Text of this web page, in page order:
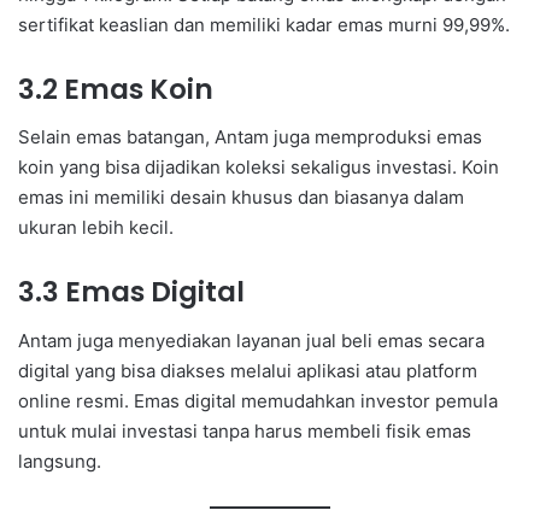
sertifikat keaslian dan memiliki kadar emas murni 99,99%.
3.2 Emas Koin
Selain emas batangan, Antam juga memproduksi emas
koin yang bisa dijadikan koleksi sekaligus investasi. Koin
emas ini memiliki desain khusus dan biasanya dalam
ukuran lebih kecil.
3.3 Emas Digital
Antam juga menyediakan layanan jual beli emas secara
digital yang bisa diakses melalui aplikasi atau platform
online resmi. Emas digital memudahkan investor pemula
untuk mulai investasi tanpa harus membeli fisik emas
langsung.